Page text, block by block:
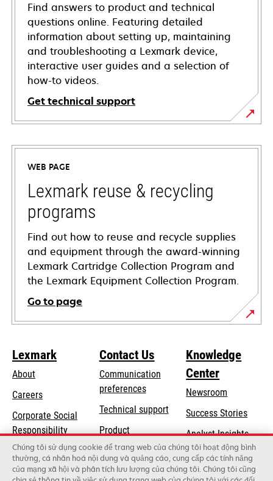
Find answers to product and technical
questions online. Featuring detailed
information about setting up, maintaining
and troubleshooting a Lexmark device,
interactive user guides and a selection of
how-to videos.
Get technical support
opens
in
new
tab
WEB PAGE
Lexmark reuse & recycling
programs
Find out how to reuse and recycle supplies
and equipment through the award-winning
Lexmark Cartridge Collection Program and
the Lexmark Equipment Collection Program.
Go to page
Lexmark
About
Careers
Corporate Social
Responsibilityopens
in
a
new
Sustainability
Lexmark Partners
Contact Us
Communication
preferences
Technical supportopens
a
new
tab
Product
registration
Find a dealer
Knowledge
Center
Newsroom
Success Stories
Analyst Insights
Chúng tôi sử dụng cookie để trang web của chúng tôi hoạt động bình
thường, cá nhân hoá nội dung và quảng cáo, cung cấp các tính năng
của mạng xã hội và phân tích lưu lượng của chúng tôi. Chúng tôi cũng